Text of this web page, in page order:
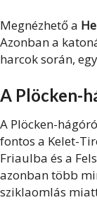
Megnézhető a
Azonban a
harcok során,
A Plöcken-
A Plöcken-
fontos a Kelet-
Friaulba és a
azonban több
sziklaomlás